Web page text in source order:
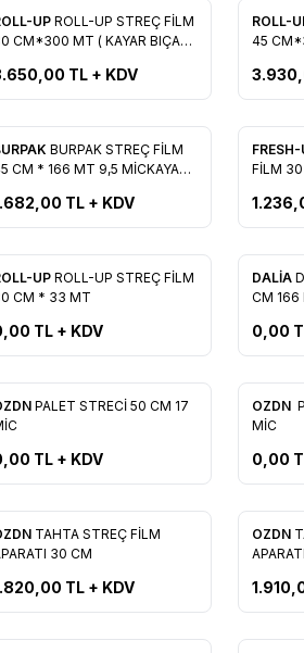
Ekle
UP ROLL-UP STREÇ FİLM
CM*300 MT ( KAYAR BIÇAK
TL + KDV
Yeni
ROLL-
45
Ekle
BURPAK STREÇ FİLM
CM * 166 MT 9,5 MİCKAYAR
TL + KDV
FRESH-
FİLM
Ekle
UP ROLL-UP STREÇ FİLM
CM * 33 MT
TL + KDV
Yeni
Tükendi
DALİA
CM 166
0,00
Ekle
PALET STRECİ 50 CM 17
TL + KDV
Tükendi
OZDN
MİC
0,00
Ekle
TAHTA STREÇ FİLM
30 CM
TL + KDV
Yeni
OZDN